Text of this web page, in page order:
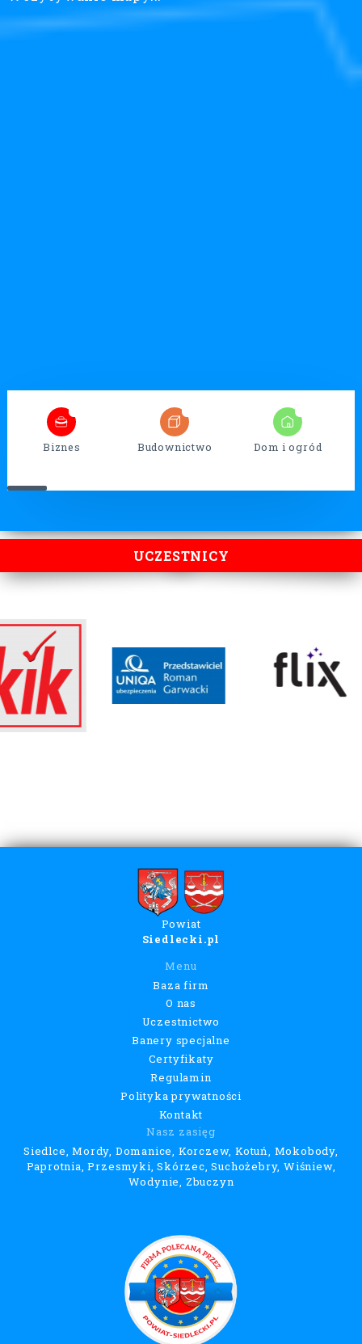
Biznes Budownictwo Dom i ogród
UCZESTNICY
Powiat
Siedlecki.pl
Menu
Baza firm
O nas
Uczestnictwo
Banery specjalne
Certyfikaty
Regulamin
Polityka prywatności
Kontakt
Nasz zasięg
Siedlce, Mordy, Domanice, Korczew, Kotuń, Mokobody,
Paprotnia, Przesmyki, Skórzec, Suchożebry, Wiśniew,
Wodynie, Zbuczyn